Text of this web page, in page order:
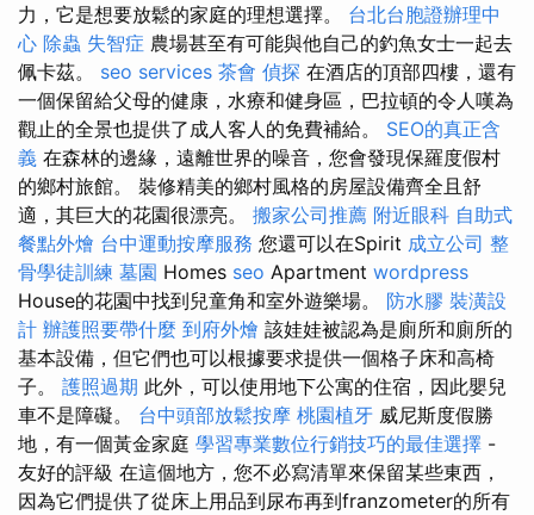
力，它是想要放鬆的家庭的理想選擇。 台北台胞證辦理中
心 除蟲 失智症 農場甚至有可能與他自己的釣魚女士一起去
佩卡茲。 seo services 茶會 偵探 在酒店的頂部四樓，還有
一個保留給父母的健康，水療和健身區，巴拉頓的令人嘆為
觀止的全景也提供了成人客人的免費補給。 SEO的真正含
義 在森林的邊緣，遠離世界的噪音，您會發現保羅度假村
的鄉村旅館。 裝修精美的鄉村風格的房屋設備齊全且舒
適，其巨大的花園很漂亮。 搬家公司推薦 附近眼科 自助式
餐點外燴 台中運動按摩服務 您還可以在Spirit 成立公司 整
骨學徒訓練 墓園 Homes seo Apartment wordpress
House的花園中找到兒童角和室外遊樂場。 防水膠 裝潢設
計 辦護照要帶什麼 到府外燴 該娃娃被認為是廁所和廁所的
基本設備，但它們也可以根據要求提供一個格子床和高椅
子。 護照過期 此外，可以使用地下公寓的住宿，因此嬰兒
車不是障礙。 台中頭部放鬆按摩 桃園植牙 威尼斯度假勝
地，有一個黃金家庭 學習專業數位行銷技巧的最佳選擇 -
友好的評級 在這個地方，您不必寫清單來保留某些東西，
因為它們提供了從床上用品到尿布再到franzometer的所有